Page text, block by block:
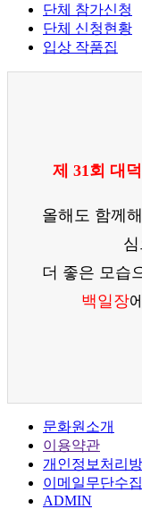
단체 참가신청
단체 신청현황
입상 작품집
제 31회 대
올해도 함께
더 좋은 모습
백일장
문화원소개
이용약관
개인정보처리
이메일무단수
ADMIN